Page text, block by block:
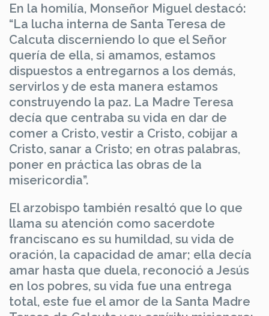
En la homilía, Monseñor Miguel destacó:
“La lucha interna de Santa Teresa de
Calcuta discerniendo lo que el Señor
quería de ella, si amamos, estamos
dispuestos a entregarnos a los demás,
servirlos y de esta manera estamos
construyendo la paz. La Madre Teresa
decía que centraba su vida en dar de
comer a Cristo, vestir a Cristo, cobijar a
Cristo, sanar a Cristo; en otras palabras,
poner en práctica las obras de la
misericordia”.
El arzobispo también resaltó que lo que
llama su atención como sacerdote
franciscano es su humildad, su vida de
oración, la capacidad de amar; ella decía
amar hasta que duela, reconoció a Jesús
en los pobres, su vida fue una entrega
total, este fue el amor de la Santa Madre